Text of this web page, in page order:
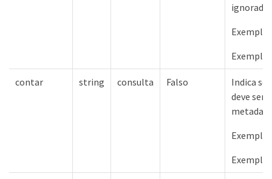
contar string consulta Falso
Indica se
deve ser